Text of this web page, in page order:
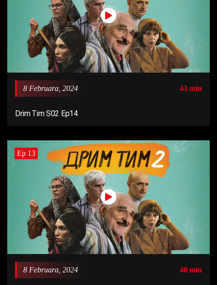
8 Februara, 2024 43 min
Drim Tim S02 Ep14
Ep 13
8 Februara, 2024 40 min